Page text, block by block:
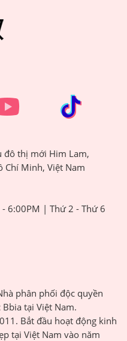
đô thị mới Him Lam,
Chí Minh, Việt Nam
6:00PM | Thứ 2 - Thứ 6
phân phối độc quyền
tại Việt Nam.
Bắt đầu hoạt động kinh
tại Việt Nam vào năm